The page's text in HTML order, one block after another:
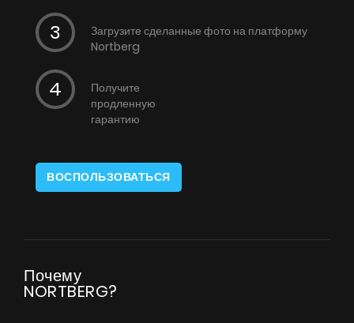
Загрузите сделанные фото на платформу
Nortberg
Получите
продленную
гарантию
ВОСПОЛЬЗОВАТЬСЯ
Почему
NORTBERG?